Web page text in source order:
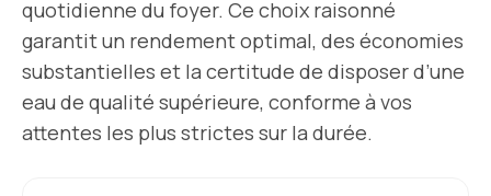
quotidienne du foyer. Ce choix raisonné
garantit un rendement optimal, des économies
substantielles et la certitude de disposer d’une
eau de qualité supérieure, conforme à vos
attentes les plus strictes sur la durée.